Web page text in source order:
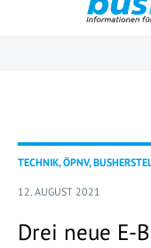
TECHNIK, ÖPNV,
12. AUGUST 2021
Drei neue E-